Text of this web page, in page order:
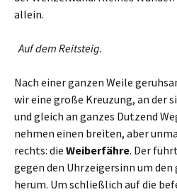
allein.
Auf dem Reitsteig.
Nach einer ganzen Weile
wir eine große Kreuzung, an der
und gleich an ganzes Dutzend
nehmen einen breiten, aber
rechts: die Weiberfähre. Der
gegen den Uhrzeigersinn um
herum. Um schließlich auf die